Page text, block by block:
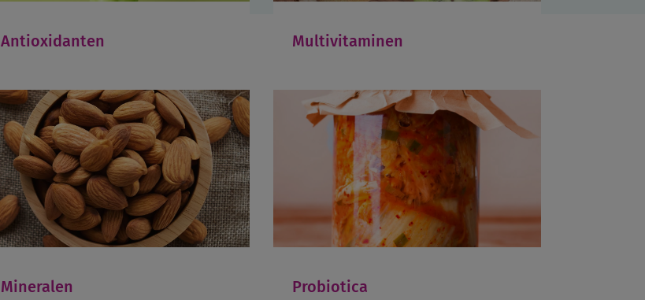
Antioxidanten Multivitaminen
Mineralen Probiotica